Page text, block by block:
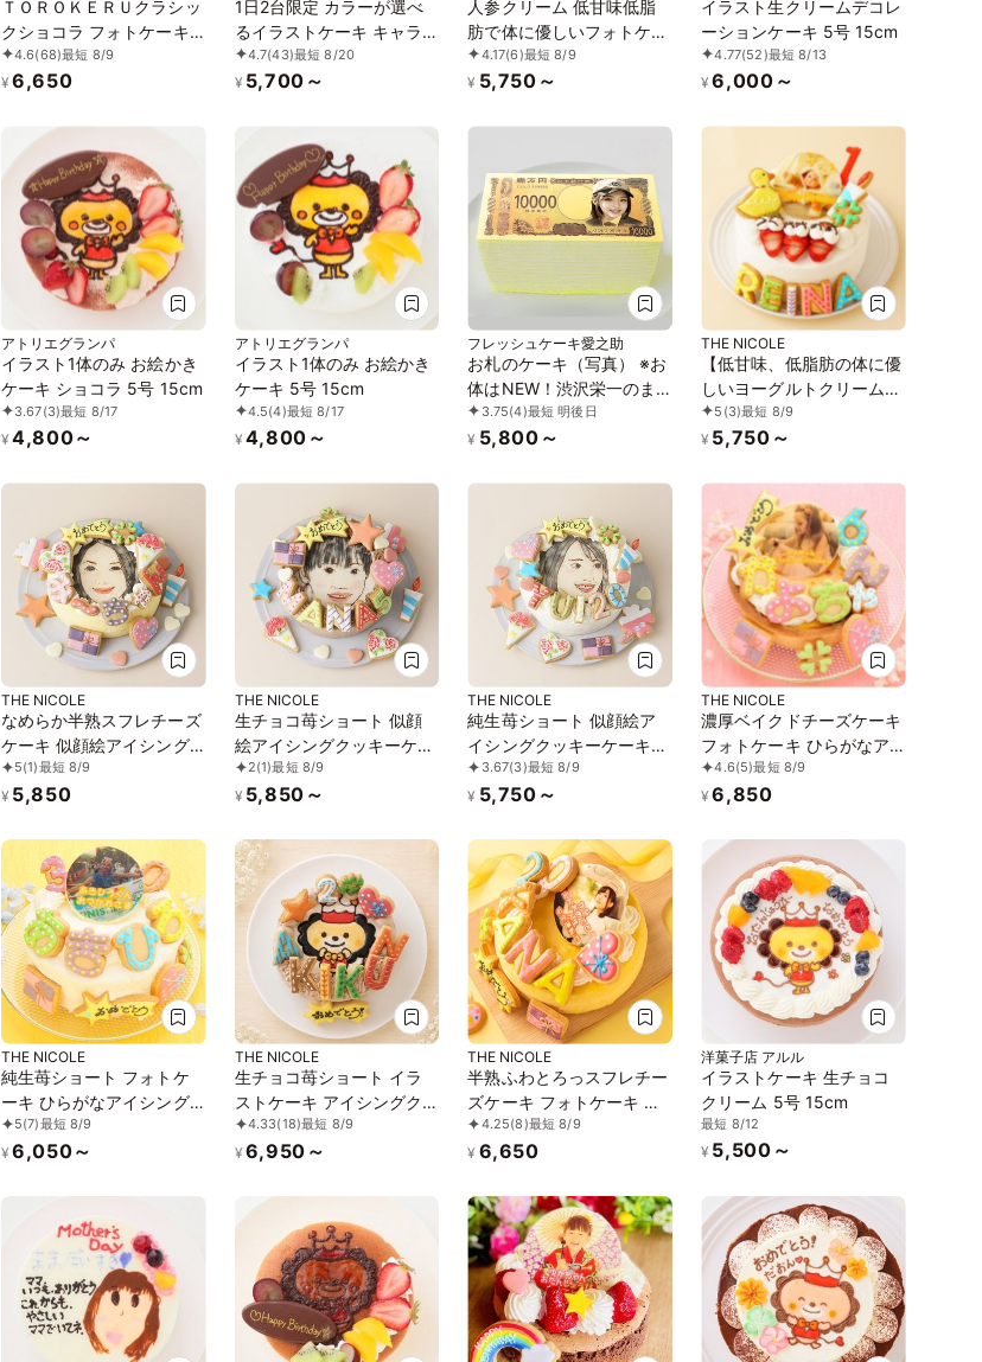
ＴＯＲＯＫＥＲＵクラシッ
クショコラ フォトケーキ
アイシングクッキーケーキ
写真ケーキ 5号 15cm 【お
4.6(68)最短 8/9
¥ 6,650
1日2台限定 カラーが選べ
るイラストケーキ キャラ
クター1体のみ 5号 15cm
4.7(43)最短 8/20
¥ 5,700～
人参クリーム 低甘味低脂
肪で体に優しいフォトケー
キ アイシングクッキー写
真ケーキ ファーストバー
4.17(6)最短 8/9
¥ 5,750～
イラスト生クリームデコレ
ーションケーキ 5号 15cm
4.77(52)最短 8/13
¥ 6,000～
アトリエグランパ
イラスト1体のみ お絵かき
ケーキ ショコラ 5号 15cm
3.67(3)最短 8/17
¥ 4,800～
アトリエグランパ
イラスト1体のみ お絵かき
ケーキ 5号 15cm
4.5(4)最短 8/17
¥ 4,800～
フレッシュケーキ愛之助
お札のケーキ（写真） ※お
体はNEW！渋沢栄一のま
ま、お顔のみの合成になり
ます。1束タイプ
3.75(4)最短 明後日
¥ 5,800～
THE NICOLE
【低甘味、低脂肪の体に優
しいヨーグルトクリーム】
フォトケーキ アイシング
クッキー写真ケーキ ファ
こ） 3号 9cm
5 (3)最短 8/9
¥ 5,750～
THE NICOLE
なめらか半熟スフレチーズ
ケーキ 似顔絵アイシング
クッキーケーキ イラスト
ケーキ 5号 ギフトに最適
5(1)最短 8/9
¥ 5,850
THE NICOLE
生チョコ苺ショート 似顔
絵アイシングクッキーケー
キ イラストケーキ 4号 ギ
フトに最適
2(1)最短 8/9
¥ 5,850～
THE NICOLE
純生苺ショート 似顔絵ア
イシングクッキーケーキ
イラストケーキ 4号 ギフト
に最適
3.67(3)最短 8/9
¥ 5,750～
THE NICOLE
濃厚ベイクドチーズケーキ
フォトケーキ ひらがなア
イシングケーキ 写真ケー
キ 5号 15cm ※ひらがなタ
好きなイラストも人気で
す】
4.6(5)最短 8/9
¥ 6,850
THE NICOLE
純生苺ショート フォトケ
ーキ ひらがなアイシング
クッキーケーキ 写真ケー
キ 4号 12cm ※ひらがなタ
好きなイラストも人気で
5(7)最短 8/9
¥ 6,050～
THE NICOLE
生チョコ苺ショート イラ
ストケーキ アイシングク
ッキーケーキ 4号 ギフトに
最適
4.33(18)最短 8/9
¥ 6,950～
THE NICOLE
半熟ふわとろっスフレチー
ズケーキ フォトケーキ ア
イシングクッキーケーキ
写真ケーキ 5号 15cm 【お
す】
4.25(8)最短 8/9
¥ 6,650
洋菓子店 アルル
イラストケーキ 生チョコ
クリーム 5号 15cm
最短 8/12
¥ 5,500～